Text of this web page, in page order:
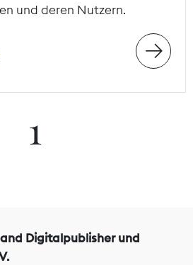
und deren Nutzern.
1
Digitalpublisher und